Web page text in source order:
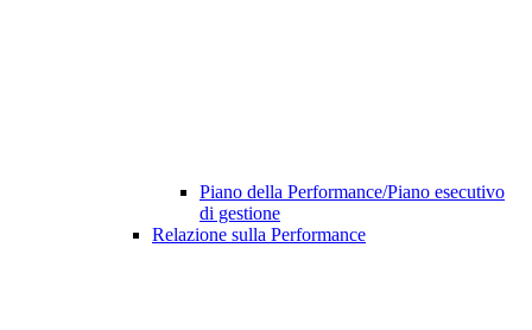
Piano della Performance/Piano esecutivo
di gestione
Relazione sulla Performance